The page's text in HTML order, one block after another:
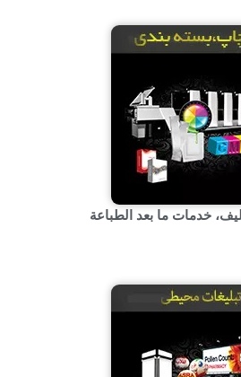
خدمات ما بعد الطباعة